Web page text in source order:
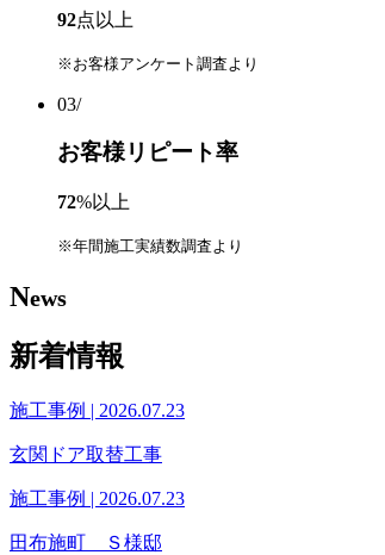
92点 以上
※お客様アンケート調査より
03/
お客様リピート率
72%以上
※年間施工実績数調査より
News
新着情報
施工事例 | 2026.07.23
玄関ドア取替工事
施工事例 | 2026.07.23
田布施町 Ｓ様邸